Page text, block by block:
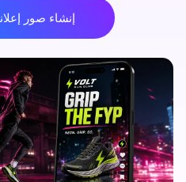
إنشاء صور